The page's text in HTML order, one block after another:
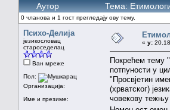
Аутор Тема:
0 чланова и 1 гост прегледају ову тему.
Психо-Делија
језикословац
староседелац
Ван мреже
Пол:
Организација:
Име и презиме:
« у:
Покрећем тему
потпуности у
"Просвјетин
(хрватског)
човекову